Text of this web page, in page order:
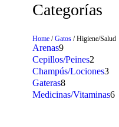
Categorías
Home /Gatos / Higiene/Salud
Arenas9
products
Cepillos/Peines2
Champús/Lociones3
Gateras8
products
Medicinas/Vitaminas6